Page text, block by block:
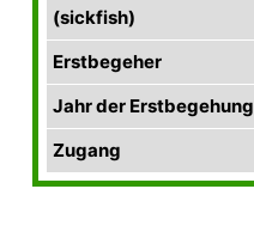
(sickfish)
Erstbegeher
Jahr der Erstbegehung
Zugang